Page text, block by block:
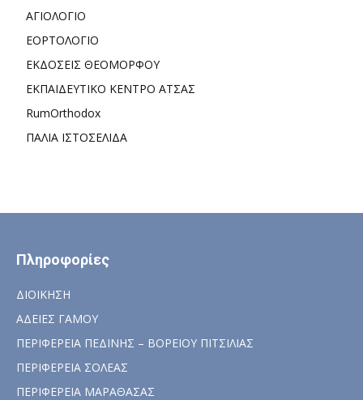
ΑΓΙΟΛΟΓΙΟ
ΕΟΡΤΟΛΟΓΙΟ
ΕΚΔΟΣΕΙΣ ΘΕΟΜΟΡΦΟΥ
ΕΚΠΑΙΔΕΥΤΙΚΟ ΚΕΝΤΡΟ ΑΤΣΑΣ
RumOrthodox
ΠΑΛΙΑ ΙΣΤΟΣΕΛΙΔΑ
Πληροφορίες
ΔΙΟΙΚΗΣΗ
ΑΔΕΙΕΣ ΓΑΜΟΥ
ΠΕΡΙΦΕΡΕΙΑ ΠΕΔΙΝΗΣ – ΒΟΡΕΙΟΥ ΠΙΤΣΙΛΙΑΣ
ΠΕΡΙΦΕΡΕΙΑ ΣΟΛΕΑΣ
ΠΕΡΙΦΕΡΕΙΑ ΜΑΡΑΘΑΣΑΣ